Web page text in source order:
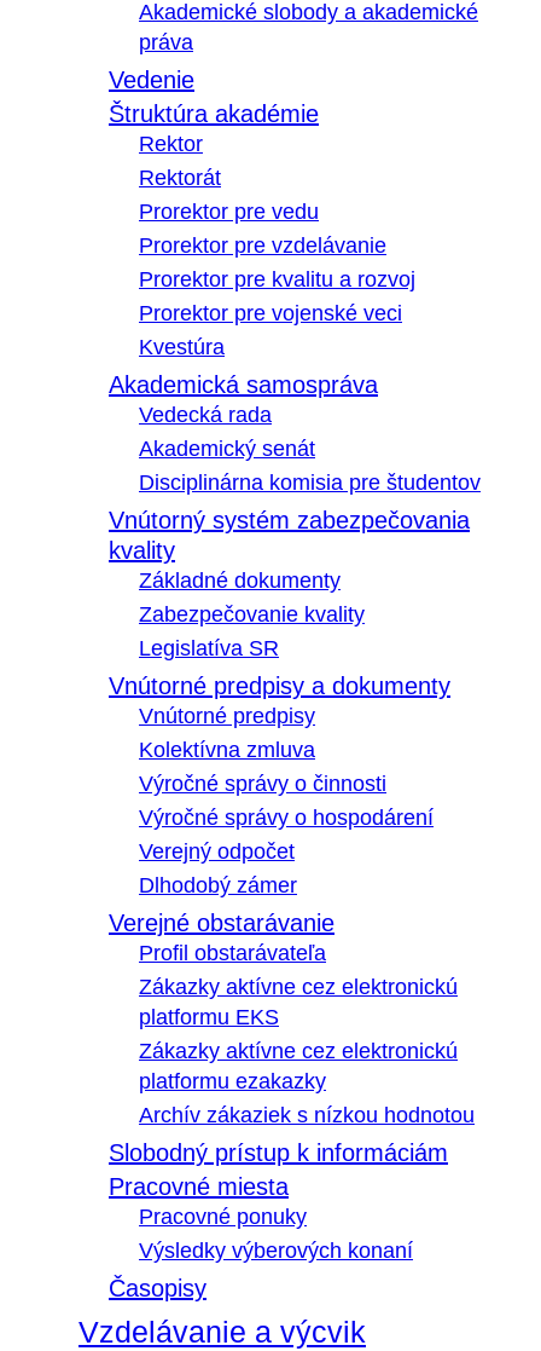
Akademické slobody a akademické
práva
Vedenie
Štruktúra akadémie
Rektor
Rektorát
Prorektor pre vedu
Prorektor pre vzdelávanie
Prorektor pre kvalitu a rozvoj
Prorektor pre vojenské veci
Kvestúra
Akademická samospráva
Vedecká rada
Akademický senát
Disciplinárna komisia pre študentov
Vnútorný systém zabezpečovania
kvality
Základné dokumenty
Zabezpečovanie kvality
Legislatíva SR
Vnútorné predpisy a dokumenty
Vnútorné predpisy
Kolektívna zmluva
Výročné správy o činnosti
Výročné správy o hospodárení
Verejný odpočet
Dlhodobý zámer
Verejné obstarávanie
Profil obstarávateľa
Zákazky aktívne cez elektronickú
platformu EKS
Zákazky aktívne cez elektronickú
platformu ezakazky
Archív zákaziek s nízkou hodnotou
Slobodný prístup k informáciám
Pracovné miesta
Pracovné ponuky
Výsledky výberových konaní
Časopisy
Vzdelávanie a výcvik